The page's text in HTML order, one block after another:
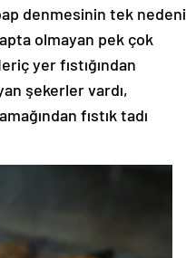
denmesinin tek nedeni
olmayan pek çok
yer fıstığından
şekerler vardı,
fıstık tadı